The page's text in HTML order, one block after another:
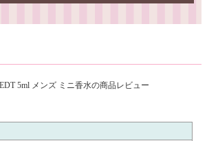
5ml メンズ ミニ香水の商品レビュー